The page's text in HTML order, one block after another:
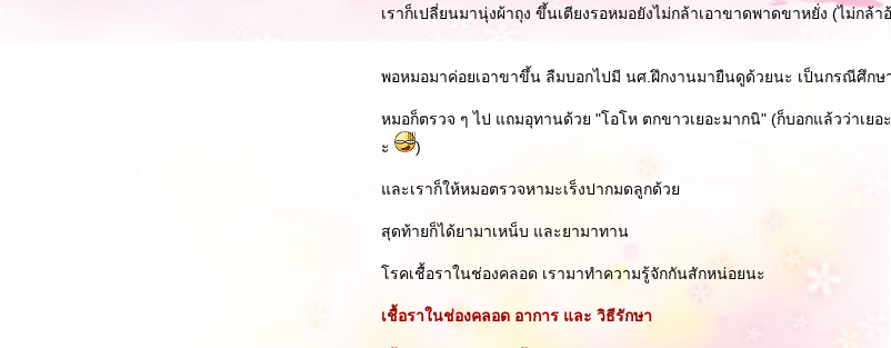
เราก็เปลี่ยนมานุ่งผ้าถุง ขึ้นเตียงรอหมอยังไม่กล้าเอาขาดพาดขาหยั่ง (ไม่กล้า
พอหมอมาค่อยเอาขาขึ้น ลืมบอกไปมี นศ.ฝึกงานมายืนดูด้วยนะ เป็นกรณีศึกษ
หมอก็ตรวจ ๆ ไป แถมอุทานด้วย "โอโห ตกขาวเยอะมากนิ" (ก็บอกแล้วว่าเยอ
ะ
)
ละเราก็ให้หมอตรวจหามะเร็งปากมดลูกด้ว
สุดท้ายก็ได้ยามาเหน็บ และยามาทาน
รคเชื้อราในช่องคลอด เรามาทำความรู้จักกันสักหน่อยนะ
เชื้อราในช่องคลอด อาการ และ วิธีรักษา